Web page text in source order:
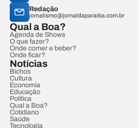
Redação
jornalismo@jornaldaparaiba.com.br
Qual a Boa?
Agenda de Shows
O que fazer?
Onde comer e beber?
Onde ficar?
Notícias
Bichos
Cultura
Economia
Educação
Política
Qual a Boa?
Cotidiano
Saúde
Tecnologia